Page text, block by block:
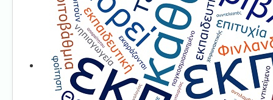
Τμήμα Α'
Τμήμα Β'
Τμήμα Γ'
Τμήμα Δ'